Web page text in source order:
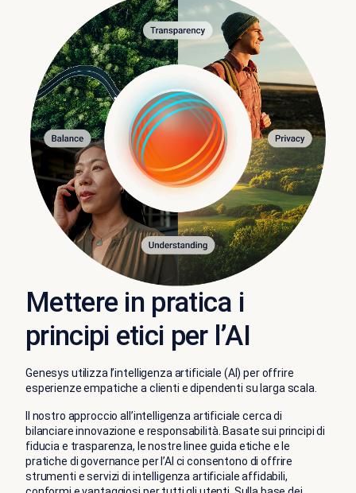
Mettere in pratica i
principi etici per l’AI
Genesys utilizza l’intelligenza artificiale (AI) per offrire
esperienze empatiche a clienti e dipendenti su larga scala.
Il nostro approccio all’intelligenza artificiale cerca di
bilanciare innovazione e responsabilità. Basate sui principi di
fiducia e trasparenza, le nostre linee guida etiche e le
pratiche di governance per l’AI ci consentono di offrire
strumenti e servizi di intelligenza artificiale affidabili,